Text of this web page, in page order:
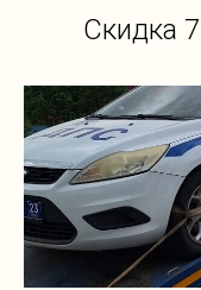
Скидка